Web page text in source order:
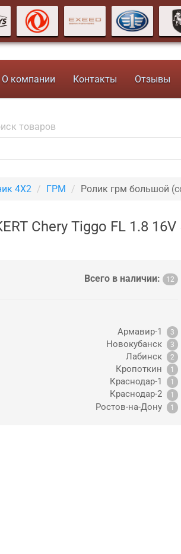
О компании Контакты Отзывы
4X2 ГРМ Ролик грм большой
Chery Tiggo FL 1.8
Всего в наличии: 12
Армавир-1 3
Новокубанск 3
Лабинск 2
Кропоткин 1
Краснодар-1 1
Краснодар-2 1
Ростов-на-Дону 1